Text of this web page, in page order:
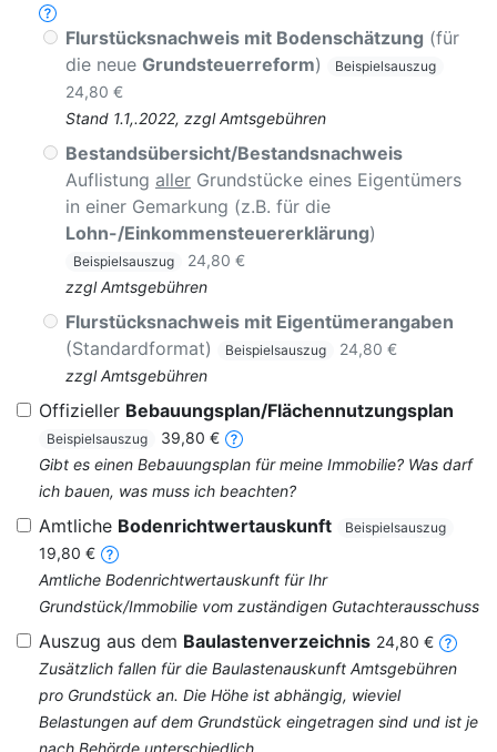
Flurstücksnachweis mit Bodenschätzung (für
die neue Grundsteuerreform) Beispielsauszug
24,80 €
Stand 1.1,.2022, zzgl Amtsgebühren
Bestandsübersicht/Bestandsnachweis
Auflistung aller Grundstücke eines Eigentümers
in einer Gemarkung (z.B. für die
Lohn-/Einkommensteuererklärung)
Beispielsauszug
24,80 €
zzgl Amtsgebühren
Flurstücksnachweis mit Eigentümerangaben
(Standardformat)
Beispielsauszug
24,80 €
zzgl Amtsgebühren
Offizieller Bebauungsplan/Flächennutzungsplan
Beispielsauszug
39,80 €
Gibt es einen Bebauungsplan für meine Immobilie? Was darf
ich bauen, was muss ich beachten?
Amtliche Bodenrichtwertauskunft Beispielsauszug
19,80 €
Amtliche Bodenrichtwertauskunft für Ihr
Grundstück/Immobilie vom zuständigen Gutachterausschuss
Auszug aus dem Baulastenverzeichnis 24,80 €
Zusätzlich fallen für die Baulastenauskunft Amtsgebühren
pro Grundstück an. Die Höhe ist abhängig, wieviel
Belastungen auf dem Grundstück eingetragen sind und ist je
nach Behörde unterschiedlich